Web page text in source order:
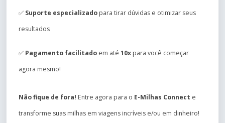
✅ Suporte especializado para tirar dúvidas e otimizar seus
resultados
✅ Pagamento facilitado em até 10x para você começar
agora mesmo!
Não fique de fora! Entre agora para o E-Milhas Connect e
transforme suas milhas em viagens incríveis e/ou em dinheiro!